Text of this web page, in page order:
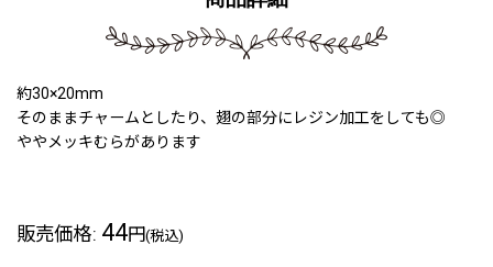
約30×20mm
そのままチャームとしたり、翅の部分にレジン加工をしても◎
ややメッキむらがあります
販売価格: 44円(税込)